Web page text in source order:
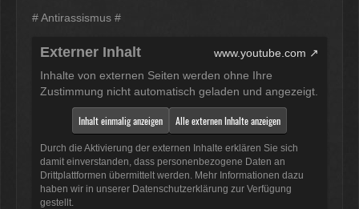
kann .
65 für Forum Update.
09:25
Physicus
Ja bei mir sind es 130 € für
auch so um locker flockig 50-60 €
ätzend, wie schnell alles
einem aus der Tasche gezogen
# Antirassismus #
Externer Inhalt
www.youtube.com
Inhalte von externen Seiten werden ohne Ihre
Zustimmung nicht automatisch geladen und angezeigt.
Inhalt einmalig anzeigen Alle externen Inhalte anzeigen
Durch die Aktivierung der externen Inhalte erklären Sie sich
damit einverstanden, dass personenbezogene Daten an
Drittplattformen übermittelt werden. Mehr Informationen dazu
haben wir in unserer Datenschutzerklärung zur Verfügung
gestellt.